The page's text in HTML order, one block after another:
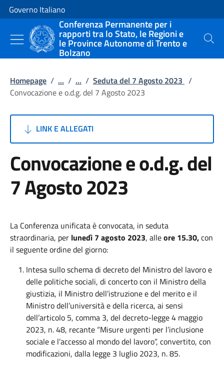
Vai al contenuto
Vai alla navigazione del sito
Governo Italiano
Conferenza Permanente per i
rapporti tra lo Stato, le Regioni e
le Province Autonome di Trento e
Bolzano
Cerca
Homepage / ... / ... / Seduta del 7 Agosto 2023 /
Convocazione e o.d.g. del 7 Agosto 2023
LINK E ALLEGATI
Convocazione e o.d.g. del
7 Agosto 2023
La Conferenza unificata è convocata, in seduta
straordinaria, per lunedì 7 agosto 2023, alleore 15.30,con
il seguente ordine del giorno:
Intesa sullo schema di decreto del Ministro del lavoro e
delle politiche sociali, di concerto con il Ministro della
giustizia, il Ministro dell’istruzione e del merito e il
Ministro dell’università e della ricerca, ai sensi
dell’articolo 5, comma 3, del decreto-legge 4 maggio
2023, n. 48, recante “Misure urgenti per l’inclusione
sociale e l’accesso al mondo del lavoro”, convertito, con
modificazioni, dalla legge 3 luglio 2023, n. 85.